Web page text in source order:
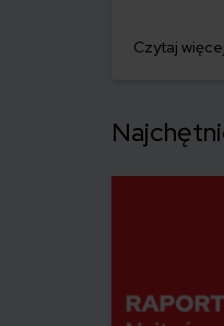
Dzięki temu
Czytaj więcej